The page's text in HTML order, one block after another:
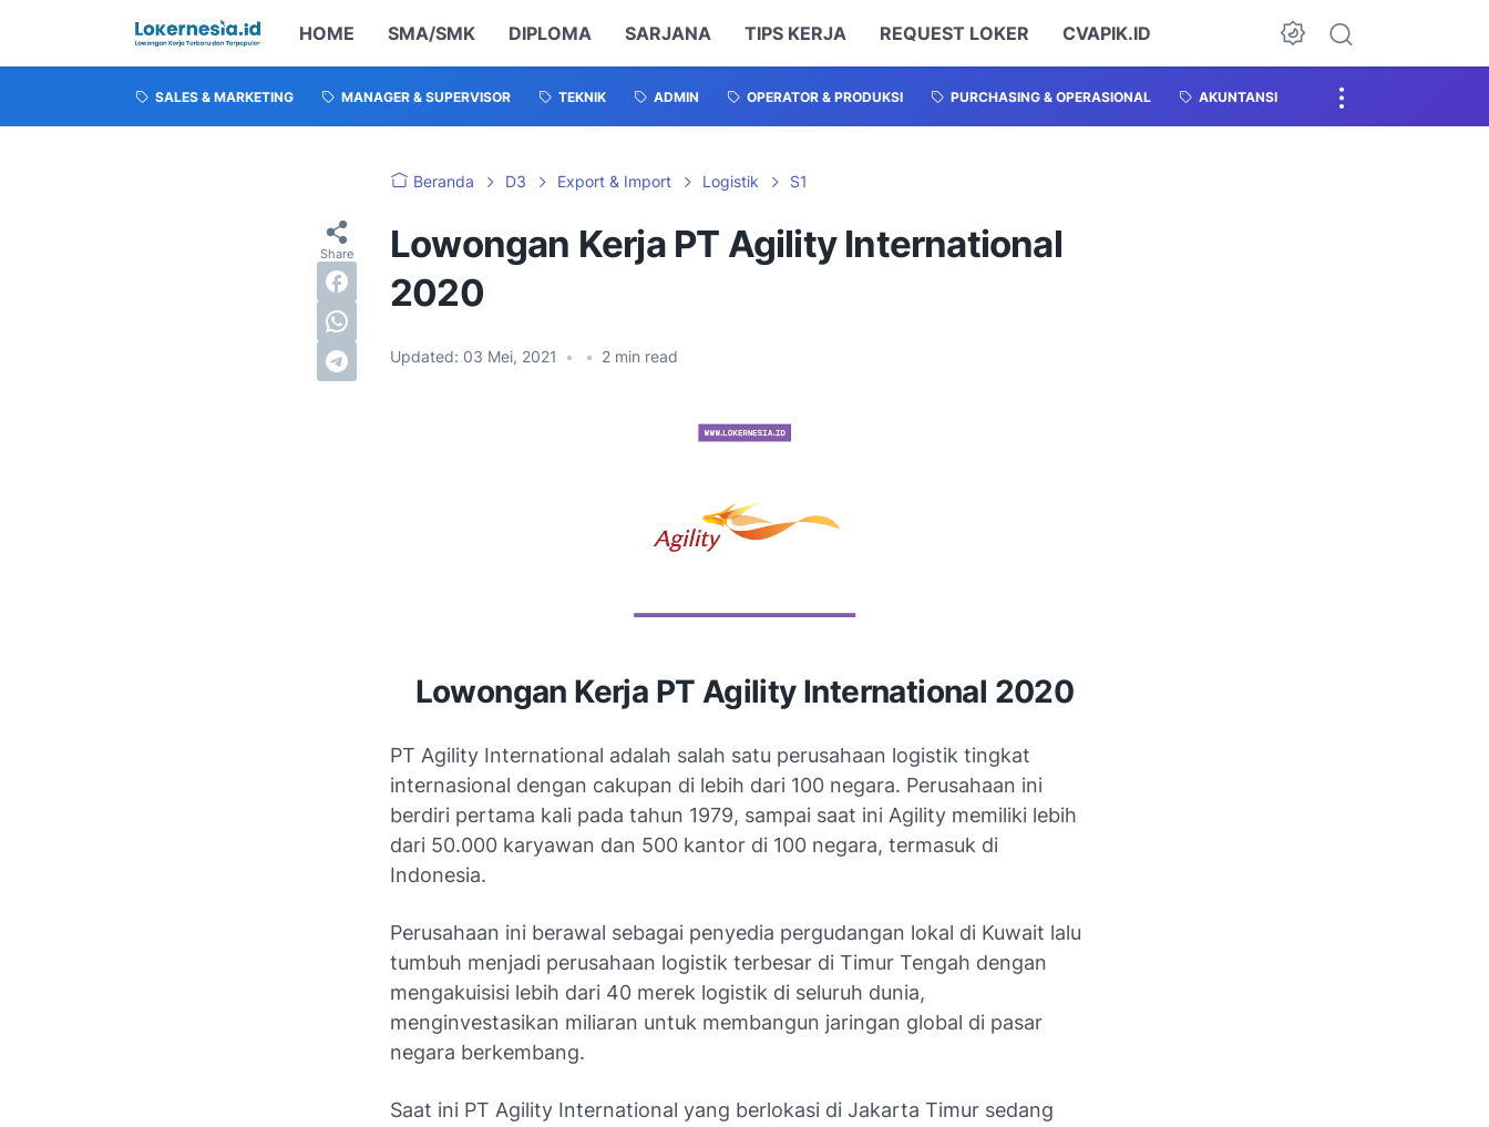
HOME SMA/SMK DIPLOMA SARJANA TIPS KERJA REQUEST LOKER CVAPIK.ID
SALES & MARKETING MANAGER & SUPERVISOR TEKNIK ADMIN OPERATOR & PRODUKSI PURCHASING & OPERASIONAL AKUNTANSI
Beranda D3 Export & Import Logistik S1
Lowongan Kerja PT Agility International
2020
Updated: 03 Mei, 2021 • • 2 min read
Lowongan Kerja PT Agility International 2020
PT Agility International adalah salah satu perusahaan logistik tingkat
internasional dengan cakupan di lebih dari 100 negara. Perusahaan ini
berdiri pertama kali pada tahun 1979, sampai saat ini Agility memiliki lebih
dari 50.000 karyawan dan 500 kantor di 100 negara, termasuk di
Indonesia.
Perusahaan ini berawal sebagai penyedia pergudangan lokal di Kuwait lalu
tumbuh menjadi perusahaan logistik terbesar di Timur Tengah dengan
mengakuisisi lebih dari 40 merek logistik di seluruh dunia,
menginvestasikan miliaran untuk membangun jaringan global di pasar
negara berkembang.
Saat ini PT Agility International yang berlokasi di Jakarta Timur sedang